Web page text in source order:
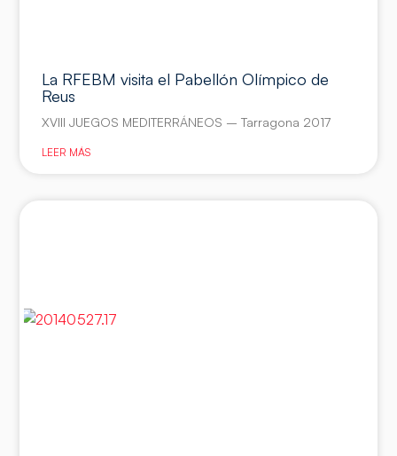
La RFEBM visita el Pabellón Olímpico de
Reus
XVIII JUEGOS MEDITERRÁNEOS – Tarragona 2017
LEER MÁS